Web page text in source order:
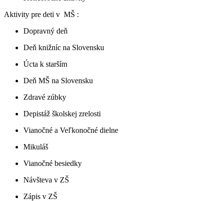
Aktivity pre deti v MŠ :
Dopravný deň
Deň knižníc na Slovensku
Úcta k starším
Deň MŠ na Slovensku
Zdravé zúbky
Depistáž školskej zrelosti
Vianočné a Veľkonočné dielne
Mikuláš
Vianočné besiedky
Návšteva v ZŠ
Zápis v ZŠ